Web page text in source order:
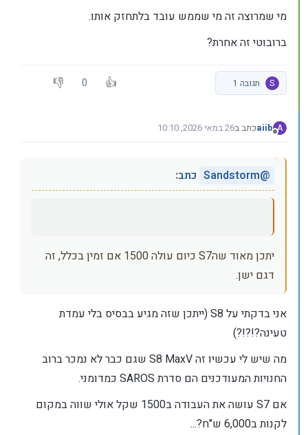
מי שמרוצה זה מי שממש עובד בלתחזק אותו.
ברובוטי זה אחרת?
S תגובה 1 0
A
מנותק
aiibכתב ב26 במאי 2026, 10:10
נערך לאחרונה על ידי
@
Sandstorm כתב:
יתכן מאוד שהS7 כיום עולה 1500 אם זמין בכלל, זה
דגם ישן.
אני בדקתי על S8 (ייתכן שזה מגיע בבסיס בלי עמדת
טעינה?!?!?)
מה שיש לי עכשיו זה S8 MaxV שגם כבר לא נמכר ברוב
החנויות המעודכנים הם סדרת SAROS כמדומני.
אם S7 עושה את העבודה ב1500 שקל אולי שווה במקום
לקנות ב6,000 ש"ח?...